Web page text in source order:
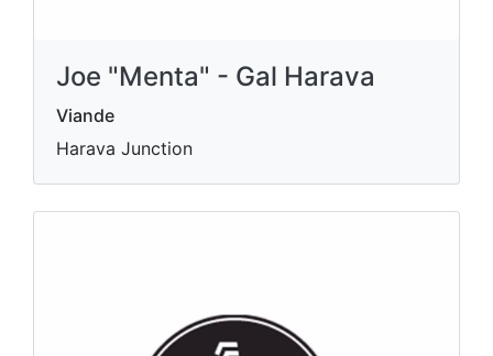
Joe "Menta" - Gal Harava
Viande
Harava Junction